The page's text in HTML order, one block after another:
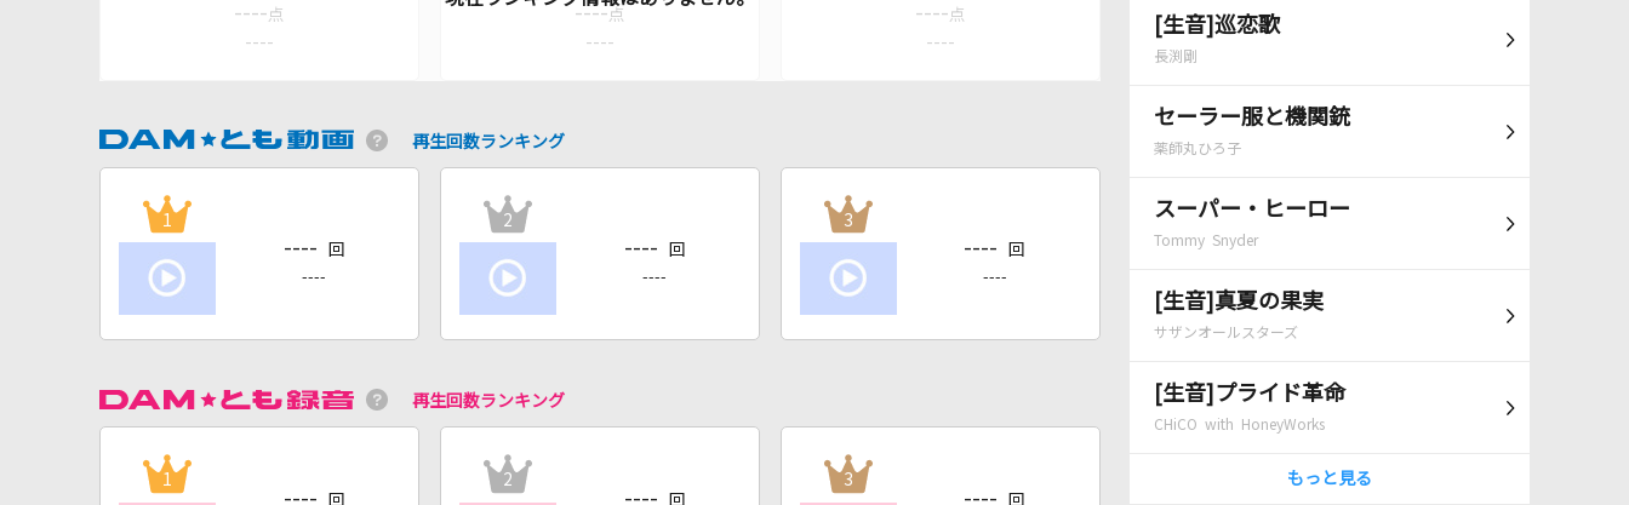
[生音]巡恋歌
長渕剛
セーラー服と機関銃
薬師丸ひろ子
スーパー・ヒーロー
Tommy Snyder
[生音]真夏の果実
サザンオールスターズ
[生音]プライド革命
CHiCO with HoneyWorks
もっと見る
---- 点
----
---- 点
----
---- 点
----
再生回数ランキング
1
---- 回
----
2
---- 回
----
3
---- 回
----
再生回数ランキング
1
---- 回
2
---- 回
3
---- 回